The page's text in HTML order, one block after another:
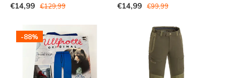
€14,99 €129,99 €14,99 €99,99
-88%